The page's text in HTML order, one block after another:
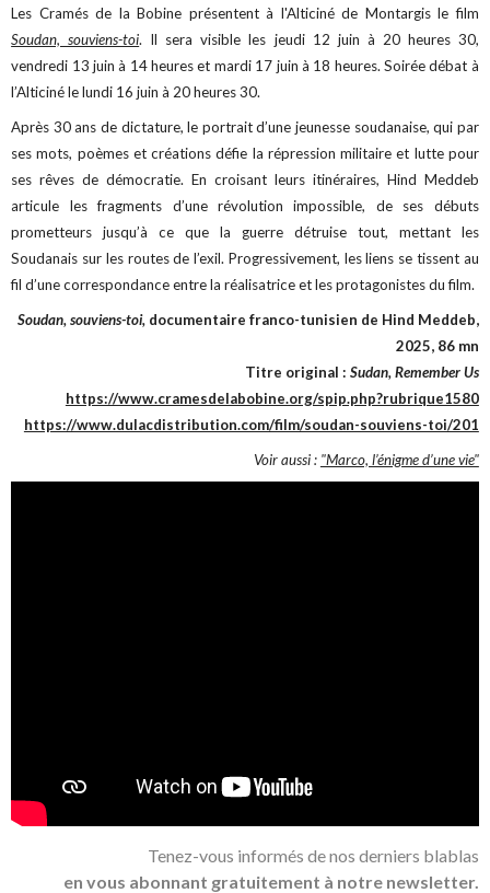
Les Cramés de la Bobine présentent à l'Alticiné de Montargis le film
Soudan, souviens-toi. Il sera visible les jeudi 12 juin à 20 heures 30,
vendredi 13 juin à 14 heures et mardi 17 juin à 18 heures. Soirée débat à
l’Alticiné le lundi 16 juin à 20 heures 30.
Après 30 ans de dictature, le portrait d’une jeunesse soudanaise, qui par
ses mots, poèmes et créations défie la répression militaire et lutte pour
ses rêves de démocratie. En croisant leurs itinéraires, Hind Meddeb
articule les fragments d’une révolution impossible, de ses débuts
prometteurs jusqu’à ce que la guerre détruise tout, mettant les
Soudanais sur les routes de l’exil. Progressivement, les liens se tissent au
fil d’une correspondance entre la réalisatrice et les protagonistes du film.
Soudan, souviens-toi, documentaire franco-tunisien de Hind Meddeb,
2025, 86 mn
Titre original : Sudan, Remember Us
https://www.cramesdelabobine.org/spip.php?rubrique1580
https://www.dulacdistribution.com/film/soudan-souviens-toi/201
Voir aussi : "Marco, l’énigme d’une vie"
Tenez-vous informés de nos derniers blablas
en vous abonnant gratuitement à notre newsletter.